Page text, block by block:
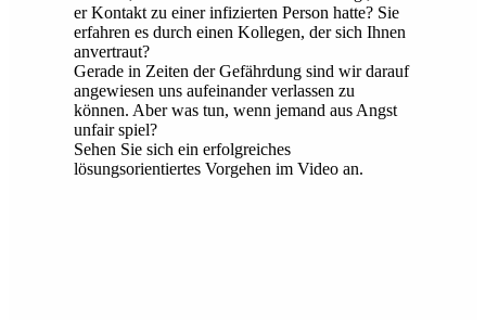
er Kontakt zu einer infizierten Person hatte? Sie
erfahren es durch einen Kollegen, der sich Ihnen
anvertraut?
Gerade in Zeiten der Gefährdung sind wir darauf
angewiesen uns aufeinander verlassen zu
können. Aber was tun, wenn jemand aus Angst
unfair spiel?
Sehen Sie sich ein erfolgreiches
lösungsorientiertes Vorgehen im Video an.